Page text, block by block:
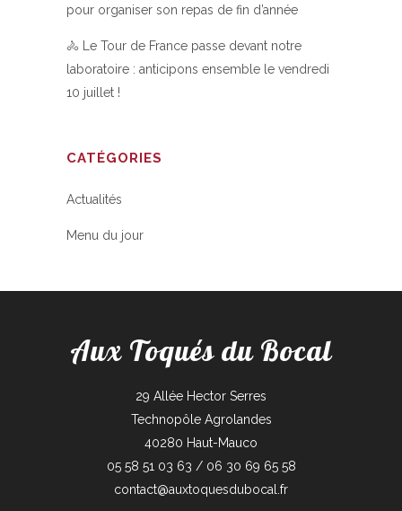
pour organiser son repas de fin d’année
🚴 Le Tour de France passe devant notre
laboratoire : anticipons ensemble le vendredi
10 juillet !
CATÉGORIES
Actualités
Menu du jour
Aux Toqués du Bocal
29 Allée Hector Serres
Technopôle Agrolandes
40280 Haut-Mauco
05 58 51 03 63 / 06 30 69 65 58
contact@auxtoquesdubocal.fr